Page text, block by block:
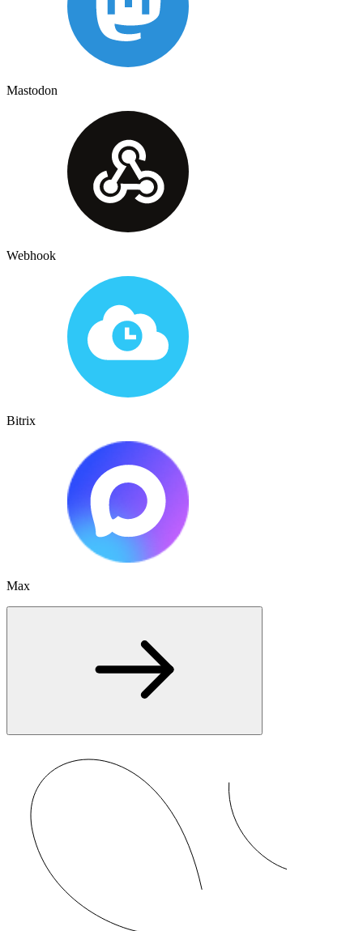
Mastodon
Webhook
Bitrix
Max